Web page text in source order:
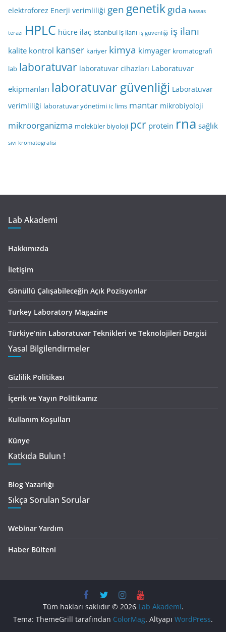
elektroforez Enerji verimliliği gen genetikgıda hassas
terazi HPLC hücre ilaç istanbul iş ilanı iş güvenliği iş ilanı
kalite kontrol kanser kariyer kimya kimyager kromatografi
lab laboratuvar laboratuvar cihazları Laboratuvar
ekipmanları laboratuvar güvenliği Laboratuvar
verimliliği laboratuvar yönetimi lc lims mantar mikrobiyoloji
mikroorganizma moleküler biyoloji pcr protein rna sağlık
sıvı kromatografisi
Lab Akademi
Hakkımızda
İletişim
Gönüllü Çalışabileceğin Açık Pozisyonlar
Turkey Laboratory Magazine
Türkiye’nin Laboratuvar Teknikleri ve Teknolojileri Dergisi
Yasal Bilgilendirmeler
Gizlilik Politikası
İçerik ve Yayın Politikamız
Kullanım Koşulları
Künye
Katkıda Bulun !
Blog Yazarlığı
Sıkça Sorulan Sorular
Webinar Yardım
Haber Bülteni
Tüm hakları saklıdır © 2026 Lab Akademi.
Tema: ThemeGrill tarafından ColorMag. Altyapı WordPress.